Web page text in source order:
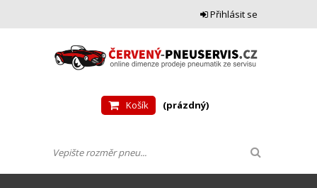
Přihlásit se
Košík (prázdný)